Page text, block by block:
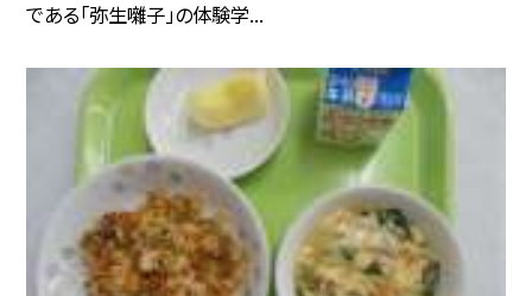
である「弥生囃子」の体験学...